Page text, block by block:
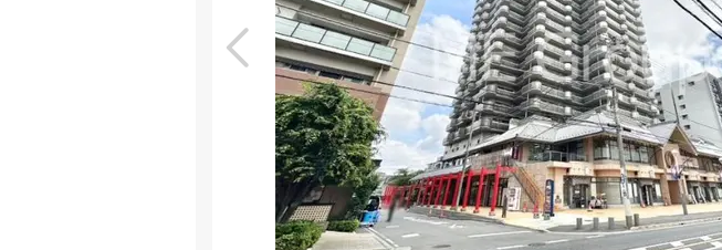
室内･現地を見学する 無料
特徴の似た物件を見る
お気に入りに追加する